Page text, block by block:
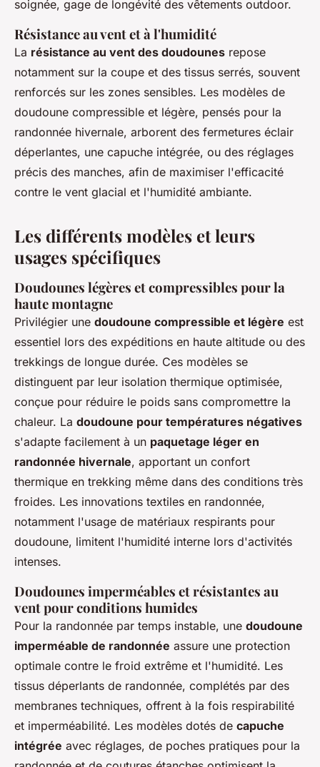
soignée, gage de longévité des vêtements outdoor.
Résistance au vent et à l'humidité
La résistance au vent des doudounes repose
notamment sur la coupe et des tissus serrés, souvent
renforcés sur les zones sensibles. Les modèles de
doudoune compressible et légère, pensés pour la
randonnée hivernale, arborent des fermetures éclair
déperlantes, une capuche intégrée, ou des réglages
précis des manches, afin de maximiser l'efficacité
contre le vent glacial et l'humidité ambiante.
Les différents modèles et leurs
usages spécifiques
Doudounes légères et compressibles pour la
haute montagne
Privilégier une doudoune compressible et légère est
essentiel lors des expéditions en haute altitude ou des
trekkings de longue durée. Ces modèles se
distinguent par leur isolation thermique optimisée,
conçue pour réduire le poids sans compromettre la
chaleur. La doudoune pour températures négatives
s'adapte facilement à un paquetage léger en
randonnée hivernale, apportant un confort
thermique en trekking même dans des conditions très
froides. Les innovations textiles en randonnée,
notamment l'usage de matériaux respirants pour
doudoune, limitent l'humidité interne lors d'activités
intenses.
Doudounes imperméables et résistantes au
vent pour conditions humides
Pour la randonnée par temps instable, une doudoune
imperméable de randonnée assure une protection
optimale contre le froid extrême et l'humidité. Les
tissus déperlants de randonnée, complétés par des
membranes techniques, offrent à la fois respirabilité
et imperméabilité. Les modèles dotés de capuche
intégrée avec réglages, de poches pratiques pour la